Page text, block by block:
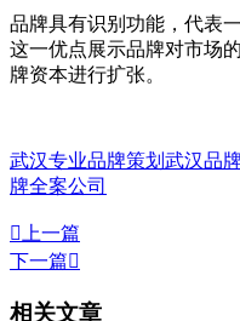
品牌具有识别功能，代表
这一优点展示品牌对市场
牌资本进行扩张。
武汉专业品牌策划 武汉品
牌全案公司
 上一篇
下一篇
相关文章